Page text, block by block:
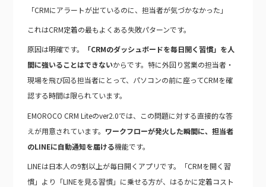
「CRMにアラートが出ているのに、担当者が気づかなかった」
これはCRM定着の最もよくある失敗パターンです。
原因は明確です。
「CRMのダッシュボードを毎日開く習慣」を人
間に強いることはできないからです。特に外回り営業の担当者・
現場を飛び回る担当者にとって、パソコンの前に座ってCRMを確
認する時間は限られています。
EMOROCO CRM Liteのver2.0では、この問題に対する直接的な答
えが用意されています。 ワークフローが発火した瞬間に、担当者
のLINEに自動通知を届ける機能です。
LINEは日本人の9割以上が毎日開くアプリです。「CRMを開く習
慣」より「LINEを見る習慣」に乗せる方が、はるかに定着コスト